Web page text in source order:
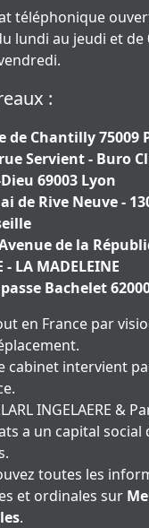
téléphonique
lundi au jeudi et de
:
de Chantilly 75009
Servient - Buro
69003 Lyon
de Rive Neuve -
de la
- LA MADELEINE
Bachelet
en France par
cabinet intervient
INGELAERE &
a un capital social
toutes les
et ordinales sur
.